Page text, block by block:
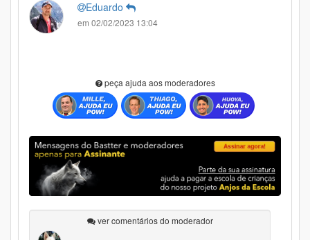
Eduardo
em 02/02/2023 13:04
peça ajuda aos moderadores
ver comentários do moderador